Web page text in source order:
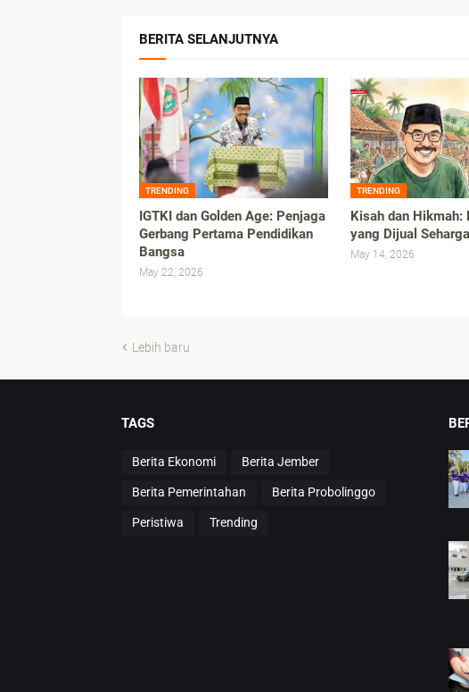
BERITA SELANJUTNYA
TRENDING
IGTKI dan Golden Age: Penjaga
Gerbang Pertama Pendidikan
Bangsa
May 22, 2026
TRENDING
Kisah dan Hikmah:
yang Dijual
May 14, 2026
Lebih baru
TAGS
Berita Ekonomi Berita Jember
Berita Pemerintahan Berita Probolinggo
Peristiwa Trending